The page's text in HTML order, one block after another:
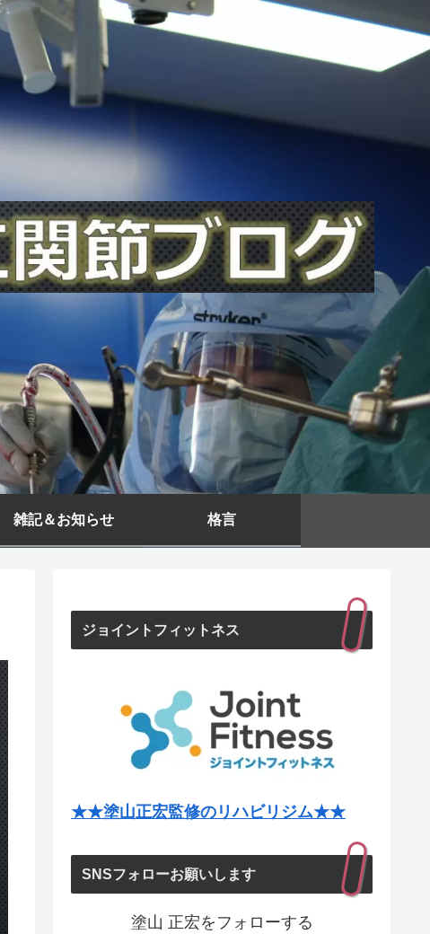
雑記＆お知らせ 格言
ジョイントフィットネス
★★塗山正宏監修のリハビリジム★★
SNSフォローお願いします
塗山 正宏をフォローする